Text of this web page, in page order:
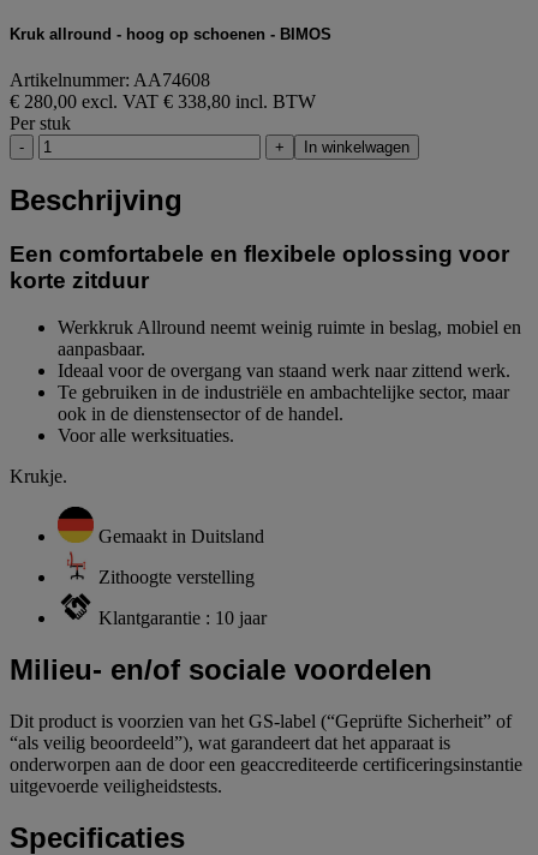
Kruk allround - hoog op schoenen - BIMOS
Artikelnummer: AA74608
€ 280,00 excl. VAT € 338,80 incl. BTW
Per stuk
- + In winkelwagen
Beschrijving
Een comfortabele en flexibele oplossing voor
korte zitduur
Werkkruk Allround neemt weinig ruimte in beslag, mobiel en
aanpasbaar.
Ideaal voor de overgang van staand werk naar zittend werk.
Te gebruiken in de industriële en ambachtelijke sector, maar
ook in de dienstensector of de handel.
Voor alle werksituaties.
Krukje.
Gemaakt in Duitsland
Zithoogte verstelling
Klantgarantie : 10 jaar
Milieu- en/of sociale voordelen
Dit product is voorzien van het GS-label (“Geprüfte Sicherheit” of
“als veilig beoordeeld”), wat garandeert dat het apparaat is
onderworpen aan de door een geaccrediteerde certificeringsinstantie
uitgevoerde veiligheidstests.
Specificaties